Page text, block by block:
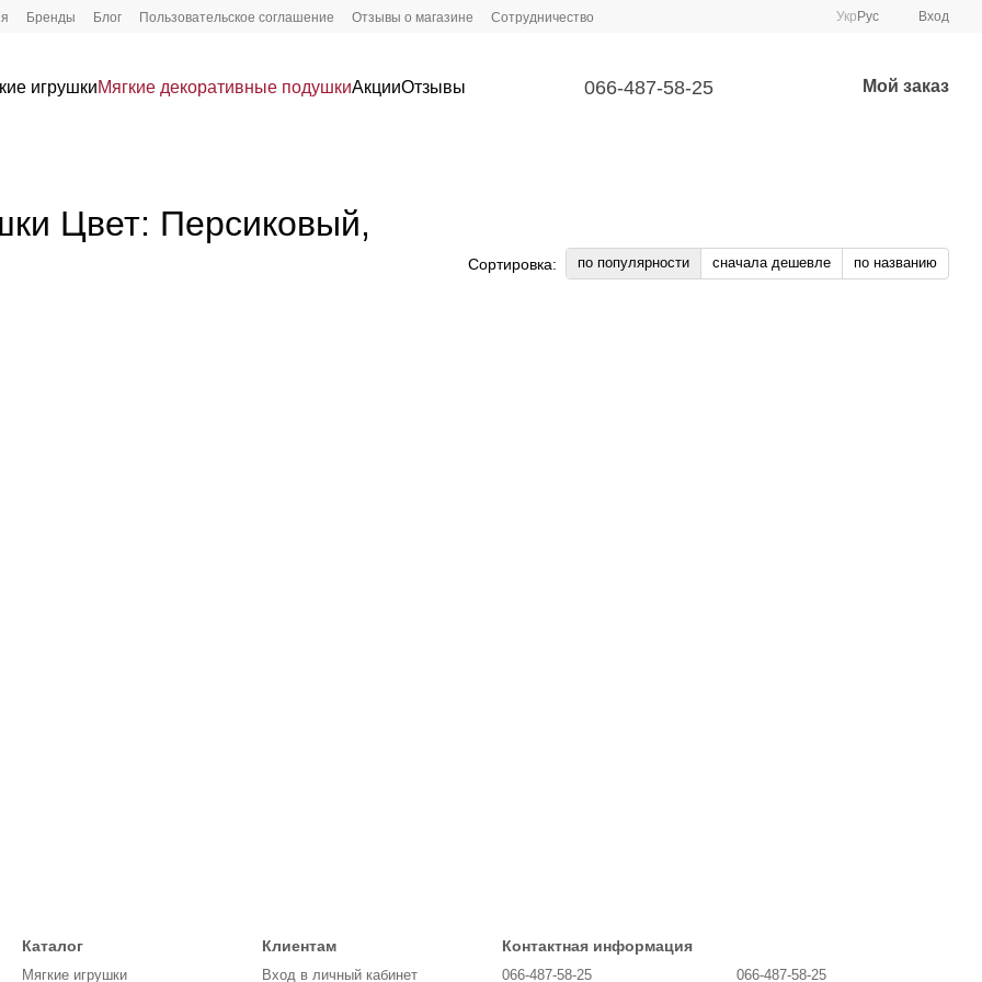
Бренды Блог Пользовательское соглашение Отзывы о магазине Сотрудничество Укр Рус Вход
игрушкиМягкие декоративные подушкиАкцииОтзывы 066-487-58-25 Мой заказ
Цвет: Персиковый,
Сортировка: по популярности сначала дешевле по названию
Каталог
Мягкие игрушки
Клиентам
Вход в личный кабинет
Контактная информация
066-487-58-25 066-487-58-25